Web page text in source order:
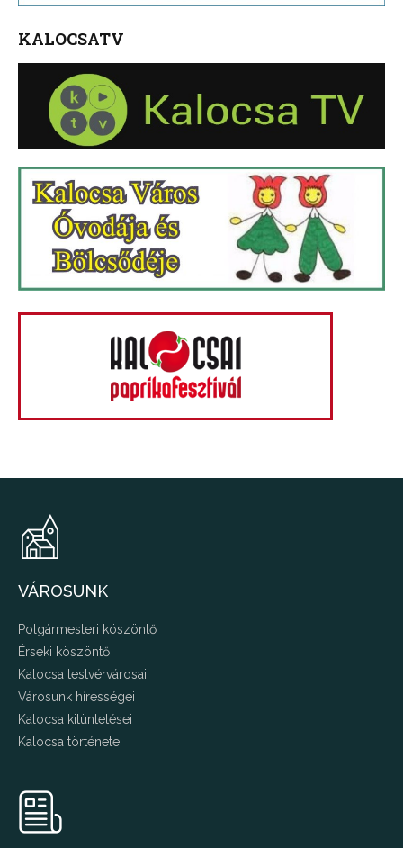
KALOCSATV
VÁROSUNK
Polgármesteri köszöntő
Érseki köszöntő
Kalocsa testvérvárosai
Városunk hírességei
Kalocsa kitüntetései
Kalocsa története